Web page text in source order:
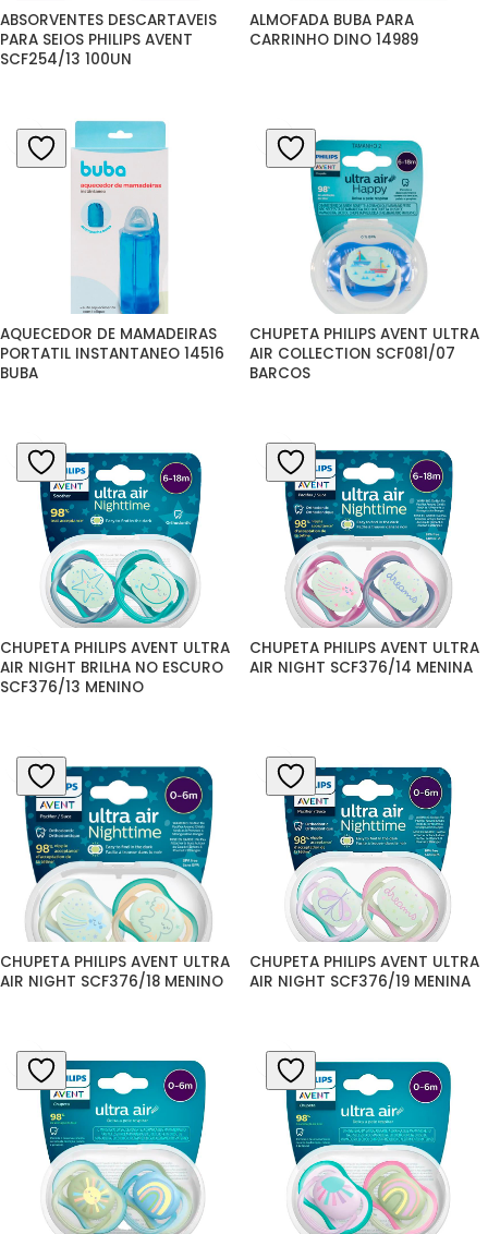
ABSORVENTES DESCARTAVEIS
PARA SEIOS PHILIPS AVENT
SCF254/13 100UN
ALMOFADA BUBA PARA
CARRINHO DINO 14989
AQUECEDOR DE MAMADEIRAS
PORTATIL INSTANTANEO 14516
BUBA
CHUPETA PHILIPS AVENT ULTRA
AIR COLLECTION SCF081/07
BARCOS
CHUPETA PHILIPS AVENT ULTRA
AIR NIGHT BRILHA NO ESCURO
SCF376/13 MENINO
CHUPETA PHILIPS AVENT ULTRA
AIR NIGHT SCF376/14 MENINA
CHUPETA PHILIPS AVENT ULTRA
AIR NIGHT SCF376/18 MENINO
CHUPETA PHILIPS AVENT ULTRA
AIR NIGHT SCF376/19 MENINA